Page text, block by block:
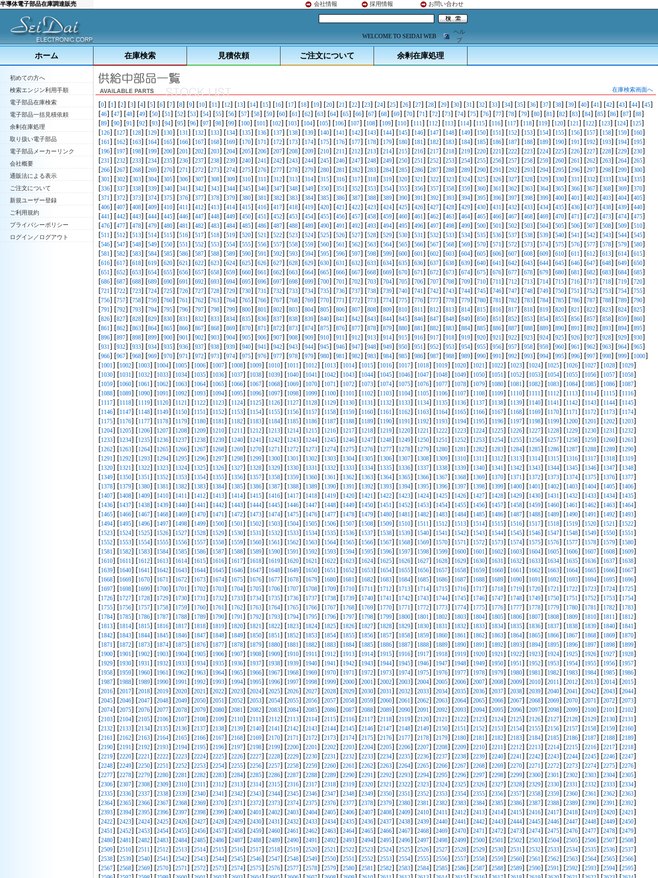
半導体電子部品在庫調達販売 会社情報 採用情報 お問い合わせ
WELCOME TO SEIDAI WEB
ヘル
プ
ホーム 在庫検索 見積依頼 ご注文について 余剰在庫処理
初めての方へ
検索エンジン利用手順
電子部品在庫検索
電子部品一括見積依頼
余剰在庫処理
取り扱い電子部品
電子部品メーカーリンク
会社概要
通販法による表示
ご注文について
新規ユーザー登録
ご利用規約
プライバシーポリシー
ログイン／ログアウト
在庫検索画面へ
[0] [1] [2] [3] [4] [5] [6] [7] [8] [9] [10] [11] [12] [13] [14] [15] [16] [17] [18] [19] [20] [21] [22] [23] [24] [25] [26] [27] [28] [29] [30] [31] [32] [33] [34] [35] [36] [37] [38] [39] [40] [41] [42] [43] [44] [45]
[46] [47] [48] [49] [50] [51] [52] [53] [54] [55] [56] [57] [58] [59] [60] [61] [62] [63] [64] [65] [66] [67] [68] [69] [70] [71] [72] [73] [74] [75] [76] [77] [78] [79] [80] [81] [82] [83] [84] [85] [86] [87] [88]
[89] [90] [91] [92] [93] [94] [95] [96] [97] [98] [99] [100] [101] [102] [103] [104] [105] [106] [107] [108] [109] [110] [111] [112] [113] [114] [115] [116] [117] [118] [119] [120] [121] [122] [123] [124] [125]
[126] [127] [128] [129] [130] [131] [132] [133] [134] [135] [136] [137] [138] [139] [140] [141] [142] [143] [144] [145] [146] [147] [148] [149] [150] [151] [152] [153] [154] [155] [156] [157] [158] [159] [160]
[161] [162] [163] [164] [165] [166] [167] [168] [169] [170] [171] [172] [173] [174] [175] [176] [177] [178] [179] [180] [181] [182] [183] [184] [185] [186] [187] [188] [189] [190] [191] [192] [193] [194] [195]
[196] [197] [198] [199] [200] [201] [202] [203] [204] [205] [206] [207] [208] [209] [210] [211] [212] [213] [214] [215] [216] [217] [218] [219] [220] [221] [222] [223] [224] [225] [226] [227] [228] [229] [230]
[231] [232] [233] [234] [235] [236] [237] [238] [239] [240] [241] [242] [243] [244] [245] [246] [247] [248] [249] [250] [251] [252] [253] [254] [255] [256] [257] [258] [259] [260] [261] [262] [263] [264] [265]
[266] [267] [268] [269] [270] [271] [272] [273] [274] [275] [276] [277] [278] [279] [280] [281] [282] [283] [284] [285] [286] [287] [288] [289] [290] [291] [292] [293] [294] [295] [296] [297] [298] [299] [300]
[301] [302] [303] [304] [305] [306] [307] [308] [309] [310] [311] [312] [313] [314] [315] [316] [317] [318] [319] [320] [321] [322] [323] [324] [325] [326] [327] [328] [329] [330] [331] [332] [333] [334] [335]
[336] [337] [338] [339] [340] [341] [342] [343] [344] [345] [346] [347] [348] [349] [350] [351] [352] [353] [354] [355] [356] [357] [358] [359] [360] [361] [362] [363] [364] [365] [366] [367] [368] [369] [370]
[371] [372] [373] [374] [375] [376] [377] [378] [379] [380] [381] [382] [383] [384] [385] [386] [387] [388] [389] [390] [391] [392] [393] [394] [395] [396] [397] [398] [399] [400] [401] [402] [403] [404] [405]
[406] [407] [408] [409] [410] [411] [412] [413] [414] [415] [416] [417] [418] [419] [420] [421] [422] [423] [424] [425] [426] [427] [428] [429] [430] [431] [432] [433] [434] [435] [436] [437] [438] [439] [440]
[441] [442] [443] [444] [445] [446] [447] [448] [449] [450] [451] [452] [453] [454] [455] [456] [457] [458] [459] [460] [461] [462] [463] [464] [465] [466] [467] [468] [469] [470] [471] [472] [473] [474] [475]
[476] [477] [478] [479] [480] [481] [482] [483] [484] [485] [486] [487] [488] [489] [490] [491] [492] [493] [494] [495] [496] [497] [498] [499] [500] [501] [502] [503] [504] [505] [506] [507] [508] [509] [510]
[511] [512] [513] [514] [515] [516] [517] [518] [519] [520] [521] [522] [523] [524] [525] [526] [527] [528] [529] [530] [531] [532] [533] [534] [535] [536] [537] [538] [539] [540] [541] [542] [543] [544] [545]
[546] [547] [548] [549] [550] [551] [552] [553] [554] [555] [556] [557] [558] [559] [560] [561] [562] [563] [564] [565] [566] [567] [568] [569] [570] [571] [572] [573] [574] [575] [576] [577] [578] [579] [580]
[581] [582] [583] [584] [585] [586] [587] [588] [589] [590] [591] [592] [593] [594] [595] [596] [597] [598] [599] [600] [601] [602] [603] [604] [605] [606] [607] [608] [609] [610] [611] [612] [613] [614] [615]
[616] [617] [618] [619] [620] [621] [622] [623] [624] [625] [626] [627] [628] [629] [630] [631] [632] [633] [634] [635] [636] [637] [638] [639] [640] [641] [642] [643] [644] [645] [646] [647] [648] [649] [650]
[651] [652] [653] [654] [655] [656] [657] [658] [659] [660] [661] [662] [663] [664] [665] [666] [667] [668] [669] [670] [671] [672] [673] [674] [675] [676] [677] [678] [679] [680] [681] [682] [683] [684] [685]
[686] [687] [688] [689] [690] [691] [692] [693] [694] [695] [696] [697] [698] [699] [700] [701] [702] [703] [704] [705] [706] [707] [708] [709] [710] [711] [712] [713] [714] [715] [716] [717] [718] [719] [720]
[721] [722] [723] [724] [725] [726] [727] [728] [729] [730] [731] [732] [733] [734] [735] [736] [737] [738] [739] [740] [741] [742] [743] [744] [745] [746] [747] [748] [749] [750] [751] [752] [753] [754] [755]
[756] [757] [758] [759] [760] [761] [762] [763] [764] [765] [766] [767] [768] [769] [770] [771] [772] [773] [774] [775] [776] [777] [778] [779] [780] [781] [782] [783] [784] [785] [786] [787] [788] [789] [790]
[791] [792] [793] [794] [795] [796] [797] [798] [799] [800] [801] [802] [803] [804] [805] [806] [807] [808] [809] [810] [811] [812] [813] [814] [815] [816] [817] [818] [819] [820] [821] [822] [823] [824] [825]
[826] [827] [828] [829] [830] [831] [832] [833] [834] [835] [836] [837] [838] [839] [840] [841] [842] [843] [844] [845] [846] [847] [848] [849] [850] [851] [852] [853] [854] [855] [856] [857] [858] [859] [860]
[861] [862] [863] [864] [865] [866] [867] [868] [869] [870] [871] [872] [873] [874] [875] [876] [877] [878] [879] [880] [881] [882] [883] [884] [885] [886] [887] [888] [889] [890] [891] [892] [893] [894] [895]
[896] [897] [898] [899] [900] [901] [902] [903] [904] [905] [906] [907] [908] [909] [910] [911] [912] [913] [914] [915] [916] [917] [918] [919] [920] [921] [922] [923] [924] [925] [926] [927] [928] [929] [930]
[931] [932] [933] [934] [935] [936] [937] [938] [939] [940] [941] [942] [943] [944] [945] [946] [947] [948] [949] [950] [951] [952] [953] [954] [955] [956] [957] [958] [959] [960] [961] [962] [963] [964] [965]
[966] [967] [968] [969] [970] [971] [972] [973] [974] [975] [976] [977] [978] [979] [980] [981] [982] [983] [984] [985] [986] [987] [988] [989] [990] [991] [992] [993] [994] [995] [996] [997] [998] [999] [1000]
[1001] [1002] [1003] [1004] [1005] [1006] [1007] [1008] [1009] [1010] [1011] [1012] [1013] [1014] [1015] [1016] [1017] [1018] [1019] [1020] [1021] [1022] [1023] [1024] [1025] [1026] [1027] [1028] [1029]
[1030] [1031] [1032] [1033] [1034] [1035] [1036] [1037] [1038] [1039] [1040] [1041] [1042] [1043] [1044] [1045] [1046] [1047] [1048] [1049] [1050] [1051] [1052] [1053] [1054] [1055] [1056] [1057] [1058]
[1059] [1060] [1061] [1062] [1063] [1064] [1065] [1066] [1067] [1068] [1069] [1070] [1071] [1072] [1073] [1074] [1075] [1076] [1077] [1078] [1079] [1080] [1081] [1082] [1083] [1084] [1085] [1086] [1087]
[1088] [1089] [1090] [1091] [1092] [1093] [1094] [1095] [1096] [1097] [1098] [1099] [1100] [1101] [1102] [1103] [1104] [1105] [1106] [1107] [1108] [1109] [1110] [1111] [1112] [1113] [1114] [1115] [1116]
[1117] [1118] [1119] [1120] [1121] [1122] [1123] [1124] [1125] [1126] [1127] [1128] [1129] [1130] [1131] [1132] [1133] [1134] [1135] [1136] [1137] [1138] [1139] [1140] [1141] [1142] [1143] [1144] [1145]
[1146] [1147] [1148] [1149] [1150] [1151] [1152] [1153] [1154] [1155] [1156] [1157] [1158] [1159] [1160] [1161] [1162] [1163] [1164] [1165] [1166] [1167] [1168] [1169] [1170] [1171] [1172] [1173] [1174]
[1175] [1176] [1177] [1178] [1179] [1180] [1181] [1182] [1183] [1184] [1185] [1186] [1187] [1188] [1189] [1190] [1191] [1192] [1193] [1194] [1195] [1196] [1197] [1198] [1199] [1200] [1201] [1202] [1203]
[1204] [1205] [1206] [1207] [1208] [1209] [1210] [1211] [1212] [1213] [1214] [1215] [1216] [1217] [1218] [1219] [1220] [1221] [1222] [1223] [1224] [1225] [1226] [1227] [1228] [1229] [1230] [1231] [1232]
[1233] [1234] [1235] [1236] [1237] [1238] [1239] [1240] [1241] [1242] [1243] [1244] [1245] [1246] [1247] [1248] [1249] [1250] [1251] [1252] [1253] [1254] [1255] [1256] [1257] [1258] [1259] [1260] [1261]
[1262] [1263] [1264] [1265] [1266] [1267] [1268] [1269] [1270] [1271] [1272] [1273] [1274] [1275] [1276] [1277] [1278] [1279] [1280] [1281] [1282] [1283] [1284] [1285] [1286] [1287] [1288] [1289] [1290]
[1291] [1292] [1293] [1294] [1295] [1296] [1297] [1298] [1299] [1300] [1301] [1302] [1303] [1304] [1305] [1306] [1307] [1308] [1309] [1310] [1311] [1312] [1313] [1314] [1315] [1316] [1317] [1318] [1319]
[1320] [1321] [1322] [1323] [1324] [1325] [1326] [1327] [1328] [1329] [1330] [1331] [1332] [1333] [1334] [1335] [1336] [1337] [1338] [1339] [1340] [1341] [1342] [1343] [1344] [1345] [1346] [1347] [1348]
[1349] [1350] [1351] [1352] [1353] [1354] [1355] [1356] [1357] [1358] [1359] [1360] [1361] [1362] [1363] [1364] [1365] [1366] [1367] [1368] [1369] [1370] [1371] [1372] [1373] [1374] [1375] [1376] [1377]
[1378] [1379] [1380] [1381] [1382] [1383] [1384] [1385] [1386] [1387] [1388] [1389] [1390] [1391] [1392] [1393] [1394] [1395] [1396] [1397] [1398] [1399] [1400] [1401] [1402] [1403] [1404] [1405] [1406]
[1407] [1408] [1409] [1410] [1411] [1412] [1413] [1414] [1415] [1416] [1417] [1418] [1419] [1420] [1421] [1422] [1423] [1424] [1425] [1426] [1427] [1428] [1429] [1430] [1431] [1432] [1433] [1434] [1435]
[1436] [1437] [1438] [1439] [1440] [1441] [1442] [1443] [1444] [1445] [1446] [1447] [1448] [1449] [1450] [1451] [1452] [1453] [1454] [1455] [1456] [1457] [1458] [1459] [1460] [1461] [1462] [1463] [1464]
[1465] [1466] [1467] [1468] [1469] [1470] [1471] [1472] [1473] [1474] [1475] [1476] [1477] [1478] [1479] [1480] [1481] [1482] [1483] [1484] [1485] [1486] [1487] [1488] [1489] [1490] [1491] [1492] [1493]
[1494] [1495] [1496] [1497] [1498] [1499] [1500] [1501] [1502] [1503] [1504] [1505] [1506] [1507] [1508] [1509] [1510] [1511] [1512] [1513] [1514] [1515] [1516] [1517] [1518] [1519] [1520] [1521] [1522]
[1523] [1524] [1525] [1526] [1527] [1528] [1529] [1530] [1531] [1532] [1533] [1534] [1535] [1536] [1537] [1538] [1539] [1540] [1541] [1542] [1543] [1544] [1545] [1546] [1547] [1548] [1549] [1550] [1551]
[1552] [1553] [1554] [1555] [1556] [1557] [1558] [1559] [1560] [1561] [1562] [1563] [1564] [1565] [1566] [1567] [1568] [1569] [1570] [1571] [1572] [1573] [1574] [1575] [1576] [1577] [1578] [1579] [1580]
[1581] [1582] [1583] [1584] [1585] [1586] [1587] [1588] [1589] [1590] [1591] [1592] [1593] [1594] [1595] [1596] [1597] [1598] [1599] [1600] [1601] [1602] [1603] [1604] [1605] [1606] [1607] [1608] [1609]
[1610] [1611] [1612] [1613] [1614] [1615] [1616] [1617] [1618] [1619] [1620] [1621] [1622] [1623] [1624] [1625] [1626] [1627] [1628] [1629] [1630] [1631] [1632] [1633] [1634] [1635] [1636] [1637] [1638]
[1639] [1640] [1641] [1642] [1643] [1644] [1645] [1646] [1647] [1648] [1649] [1650] [1651] [1652] [1653] [1654] [1655] [1656] [1657] [1658] [1659] [1660] [1661] [1662] [1663] [1664] [1665] [1666] [1667]
[1668] [1669] [1670] [1671] [1672] [1673] [1674] [1675] [1676] [1677] [1678] [1679] [1680] [1681] [1682] [1683] [1684] [1685] [1686] [1687] [1688] [1689] [1690] [1691] [1692] [1693] [1694] [1695] [1696]
[1697] [1698] [1699] [1700] [1701] [1702] [1703] [1704] [1705] [1706] [1707] [1708] [1709] [1710] [1711] [1712] [1713] [1714] [1715] [1716] [1717] [1718] [1719] [1720] [1721] [1722] [1723] [1724] [1725]
[1726] [1727] [1728] [1729] [1730] [1731] [1732] [1733] [1734] [1735] [1736] [1737] [1738] [1739] [1740] [1741] [1742] [1743] [1744] [1745] [1746] [1747] [1748] [1749] [1750] [1751] [1752] [1753] [1754]
[1755] [1756] [1757] [1758] [1759] [1760] [1761] [1762] [1763] [1764] [1765] [1766] [1767] [1768] [1769] [1770] [1771] [1772] [1773] [1774] [1775] [1776] [1777] [1778] [1779] [1780] [1781] [1782] [1783]
[1784] [1785] [1786] [1787] [1788] [1789] [1790] [1791] [1792] [1793] [1794] [1795] [1796] [1797] [1798] [1799] [1800] [1801] [1802] [1803] [1804] [1805] [1806] [1807] [1808] [1809] [1810] [1811] [1812]
[1813] [1814] [1815] [1816] [1817] [1818] [1819] [1820] [1821] [1822] [1823] [1824] [1825] [1826] [1827] [1828] [1829] [1830] [1831] [1832] [1833] [1834] [1835] [1836] [1837] [1838] [1839] [1840] [1841]
[1842] [1843] [1844] [1845] [1846] [1847] [1848] [1849] [1850] [1851] [1852] [1853] [1854] [1855] [1856] [1857] [1858] [1859] [1860] [1861] [1862] [1863] [1864] [1865] [1866] [1867] [1868] [1869] [1870]
[1871] [1872] [1873] [1874] [1875] [1876] [1877] [1878] [1879] [1880] [1881] [1882] [1883] [1884] [1885] [1886] [1887] [1888] [1889] [1890] [1891] [1892] [1893] [1894] [1895] [1896] [1897] [1898] [1899]
[1900] [1901] [1902] [1903] [1904] [1905] [1906] [1907] [1908] [1909] [1910] [1911] [1912] [1913] [1914] [1915] [1916] [1917] [1918] [1919] [1920] [1921] [1922] [1923] [1924] [1925] [1926] [1927] [1928]
[1929] [1930] [1931] [1932] [1933] [1934] [1935] [1936] [1937] [1938] [1939] [1940] [1941] [1942] [1943] [1944] [1945] [1946] [1947] [1948] [1949] [1950] [1951] [1952] [1953] [1954] [1955] [1956] [1957]
[1958] [1959] [1960] [1961] [1962] [1963] [1964] [1965] [1966] [1967] [1968] [1969] [1970] [1971] [1972] [1973] [1974] [1975] [1976] [1977] [1978] [1979] [1980] [1981] [1982] [1983] [1984] [1985] [1986]
[1987] [1988] [1989] [1990] [1991] [1992] [1993] [1994] [1995] [1996] [1997] [1998] [1999] [2000] [2001] [2002] [2003] [2004] [2005] [2006] [2007] [2008] [2009] [2010] [2011] [2012] [2013] [2014] [2015]
[2016] [2017] [2018] [2019] [2020] [2021] [2022] [2023] [2024] [2025] [2026] [2027] [2028] [2029] [2030] [2031] [2032] [2033] [2034] [2035] [2036] [2037] [2038] [2039] [2040] [2041] [2042] [2043] [2044]
[2045] [2046] [2047] [2048] [2049] [2050] [2051] [2052] [2053] [2054] [2055] [2056] [2057] [2058] [2059] [2060] [2061] [2062] [2063] [2064] [2065] [2066] [2067] [2068] [2069] [2070] [2071] [2072] [2073]
[2074] [2075] [2076] [2077] [2078] [2079] [2080] [2081] [2082] [2083] [2084] [2085] [2086] [2087] [2088] [2089] [2090] [2091] [2092] [2093] [2094] [2095] [2096] [2097] [2098] [2099] [2100] [2101] [2102]
[2103] [2104] [2105] [2106] [2107] [2108] [2109] [2110] [2111] [2112] [2113] [2114] [2115] [2116] [2117] [2118] [2119] [2120] [2121] [2122] [2123] [2124] [2125] [2126] [2127] [2128] [2129] [2130] [2131]
[2132] [2133] [2134] [2135] [2136] [2137] [2138] [2139] [2140] [2141] [2142] [2143] [2144] [2145] [2146] [2147] [2148] [2149] [2150] [2151] [2152] [2153] [2154] [2155] [2156] [2157] [2158] [2159] [2160]
[2161] [2162] [2163] [2164] [2165] [2166] [2167] [2168] [2169] [2170] [2171] [2172] [2173] [2174] [2175] [2176] [2177] [2178] [2179] [2180] [2181] [2182] [2183] [2184] [2185] [2186] [2187] [2188] [2189]
[2190] [2191] [2192] [2193] [2194] [2195] [2196] [2197] [2198] [2199] [2200] [2201] [2202] [2203] [2204] [2205] [2206] [2207] [2208] [2209] [2210] [2211] [2212] [2213] [2214] [2215] [2216] [2217] [2218]
[2219] [2220] [2221] [2222] [2223] [2224] [2225] [2226] [2227] [2228] [2229] [2230] [2231] [2232] [2233] [2234] [2235] [2236] [2237] [2238] [2239] [2240] [2241] [2242] [2243] [2244] [2245] [2246] [2247]
[2248] [2249] [2250] [2251] [2252] [2253] [2254] [2255] [2256] [2257] [2258] [2259] [2260] [2261] [2262] [2263] [2264] [2265] [2266] [2267] [2268] [2269] [2270] [2271] [2272] [2273] [2274] [2275] [2276]
[2277] [2278] [2279] [2280] [2281] [2282] [2283] [2284] [2285] [2286] [2287] [2288] [2289] [2290] [2291] [2292] [2293] [2294] [2295] [2296] [2297] [2298] [2299] [2300] [2301] [2302] [2303] [2304] [2305]
[2306] [2307] [2308] [2309] [2310] [2311] [2312] [2313] [2314] [2315] [2316] [2317] [2318] [2319] [2320] [2321] [2322] [2323] [2324] [2325] [2326] [2327] [2328] [2329] [2330] [2331] [2332] [2333] [2334]
[2335] [2336] [2337] [2338] [2339] [2340] [2341] [2342] [2343] [2344] [2345] [2346] [2347] [2348] [2349] [2350] [2351] [2352] [2353] [2354] [2355] [2356] [2357] [2358] [2359] [2360] [2361] [2362] [2363]
[2364] [2365] [2366] [2367] [2368] [2369] [2370] [2371] [2372] [2373] [2374] [2375] [2376] [2377] [2378] [2379] [2380] [2381] [2382] [2383] [2384] [2385] [2386] [2387] [2388] [2389] [2390] [2391] [2392]
[2393] [2394] [2395] [2396] [2397] [2398] [2399] [2400] [2401] [2402] [2403] [2404] [2405] [2406] [2407] [2408] [2409] [2410] [2411] [2412] [2413] [2414] [2415] [2416] [2417] [2418] [2419] [2420] [2421]
[2422] [2423] [2424] [2425] [2426] [2427] [2428] [2429] [2430] [2431] [2432] [2433] [2434] [2435] [2436] [2437] [2438] [2439] [2440] [2441] [2442] [2443] [2444] [2445] [2446] [2447] [2448] [2449] [2450]
[2451] [2452] [2453] [2454] [2455] [2456] [2457] [2458] [2459] [2460] [2461] [2462] [2463] [2464] [2465] [2466] [2467] [2468] [2469] [2470] [2471] [2472] [2473] [2474] [2475] [2476] [2477] [2478] [2479]
[2480] [2481] [2482] [2483] [2484] [2485] [2486] [2487] [2488] [2489] [2490] [2491] [2492] [2493] [2494] [2495] [2496] [2497] [2498] [2499] [2500] [2501] [2502] [2503] [2504] [2505] [2506] [2507] [2508]
[2509] [2510] [2511] [2512] [2513] [2514] [2515] [2516] [2517] [2518] [2519] [2520] [2521] [2522] [2523] [2524] [2525] [2526] [2527] [2528] [2529] [2530] [2531] [2532] [2533] [2534] [2535] [2536] [2537]
[2538] [2539] [2540] [2541] [2542] [2543] [2544] [2545] [2546] [2547] [2548] [2549] [2550] [2551] [2552] [2553] [2554] [2555] [2556] [2557] [2558] [2559] [2560] [2561] [2562] [2563] [2564] [2565] [2566]
[2567] [2568] [2569] [2570] [2571] [2572] [2573] [2574] [2575] [2576] [2577] [2578] [2579] [2580] [2581] [2582] [2583] [2584] [2585] [2586] [2587] [2588] [2589] [2590] [2591] [2592] [2593] [2594] [2595]